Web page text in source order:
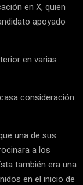
en X, quien
apoyado
en varias
consideración
una de sus
a los
también era una
en el inicio de